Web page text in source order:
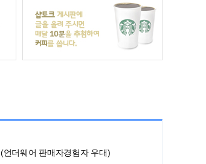
더웨어 판매자경험자 우대)